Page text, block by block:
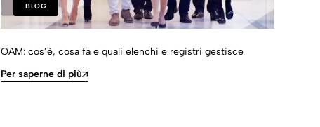
BLOG
OAM: cos’è, cosa fa e quali elenchi e registri gestisce
Per saperne di più